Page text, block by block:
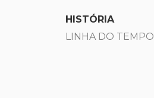
HISTÓRIA
LINHA DO TEMPO